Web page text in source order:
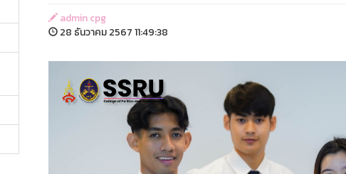
admin cpg
28 ธันวาคม 2567 11:49:38